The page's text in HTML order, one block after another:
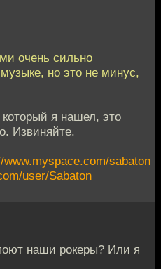
очень сильно
но это не минус,
я нашел, это
Извиняйте.
www.myspace.com/sabaton
user/Sabaton
наши рокеры? Или я